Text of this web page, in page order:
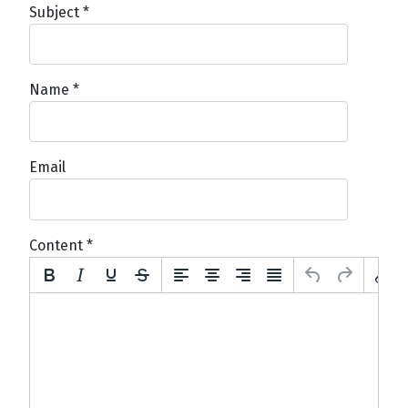
Subject *
Name *
Email
Content *